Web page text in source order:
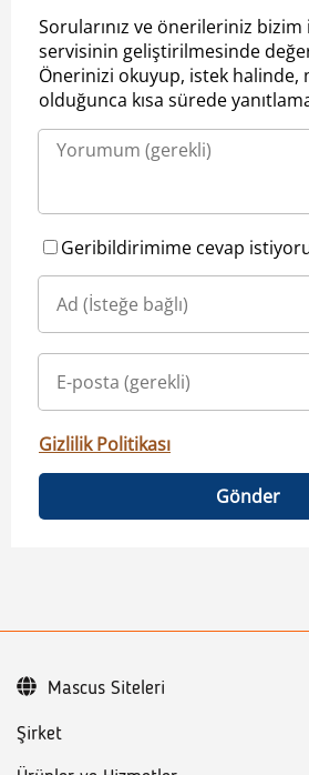
Sorularınız ve önerileriniz bizim
servisinin geliştirilmesinde
Önerinizi okuyup, istek halinde,
olduğunca kısa sürede
Geribildirimime cevap
Gizlilik Politikası
Gönder
Şirket
Mascus Siteleri